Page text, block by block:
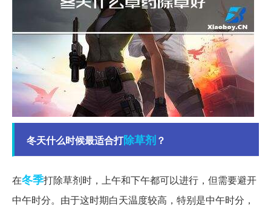
冬天什么时候最适合打除草剂？
在冬季打除草剂时，上午和下午都可以进行，但需要避开
中午时分。由于这时期白天温度较高，特别是中午时分，